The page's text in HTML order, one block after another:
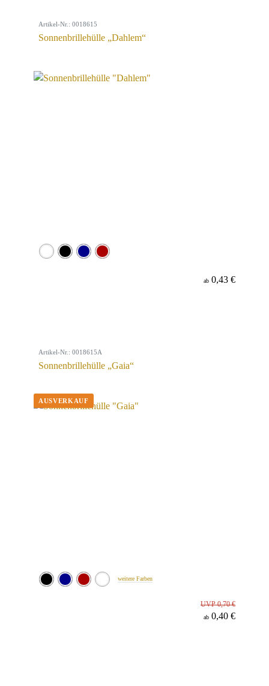
Artikel-Nr.: 0018615
Sonnenbrillehülle „Dahlem“
ab 0,43 €
Artikel-Nr.: 0018615A
Sonnenbrillehülle „Gaia“
weitere Farben
UVP 0,70 €
ab 0,40 €